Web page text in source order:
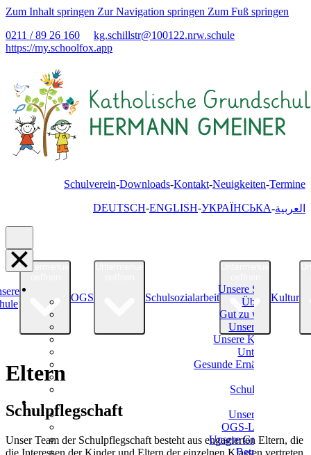
Zum Inhalt springen Zur Navigation springen Zum Fuß springen
0211 / 89 26 160
kg.schillstr@100122.nrw.schule
https://my.schoolfox.app
Schulverein Downloads Kontakt Neuigkeiten Termine
DEUTSCH ENGLISH УКРАЇНСЬКА العربية
Unsere Schule
Über uns
Gut zu wissen
Unser Team
Unsere Klassen
Unterricht
Gesunde Ernährung
Schulverein
Unser Team
OGS-Leitung
Unsere Gruppen
Betreuung
Untermenue
OGS Schulsozialarbeit Kultur
Eltern
Schulpflegschaft
Unser Team der Schulpflegschaft besteht aus engagierten Eltern, die
die Interessen der Kinder und Eltern der einzelnen Klassen vertreten